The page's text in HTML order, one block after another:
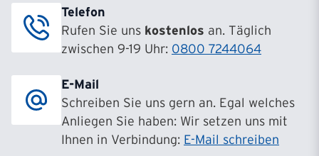
Telefon
Rufen Sie uns kostenlos an. Täglich
zwischen 9-19 Uhr: 0800 7244064
E-Mail
Schreiben Sie uns gern an. Egal welches
Anliegen Sie haben: Wir setzen uns mit
Ihnen in Verbindung: E-Mail schreiben